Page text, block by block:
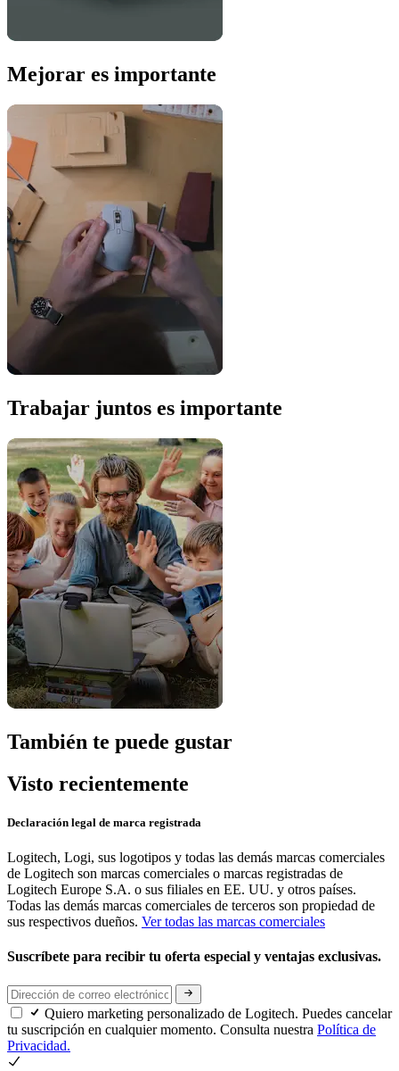
Mejorar es importante
Trabajar juntos es importante
También te puede gustar
Visto recientemente
Declaración legal de marca registrada
Logitech, Logi, sus logotipos y todas las demás marcas comerciales
de Logitech son marcas comerciales o marcas registradas de
Logitech Europe S.A. o sus filiales en EE. UU. y otros países.
Todas las demás marcas comerciales de terceros son propiedad de
sus respectivos dueños. Ver todas las marcas comerciales
Suscríbete para recibir tu oferta especial y ventajas exclusivas.
Quiero marketing personalizado de Logitech. Puedes cancelar
tu suscripción en cualquier momento. Consulta nuestra Política de
Privacidad.